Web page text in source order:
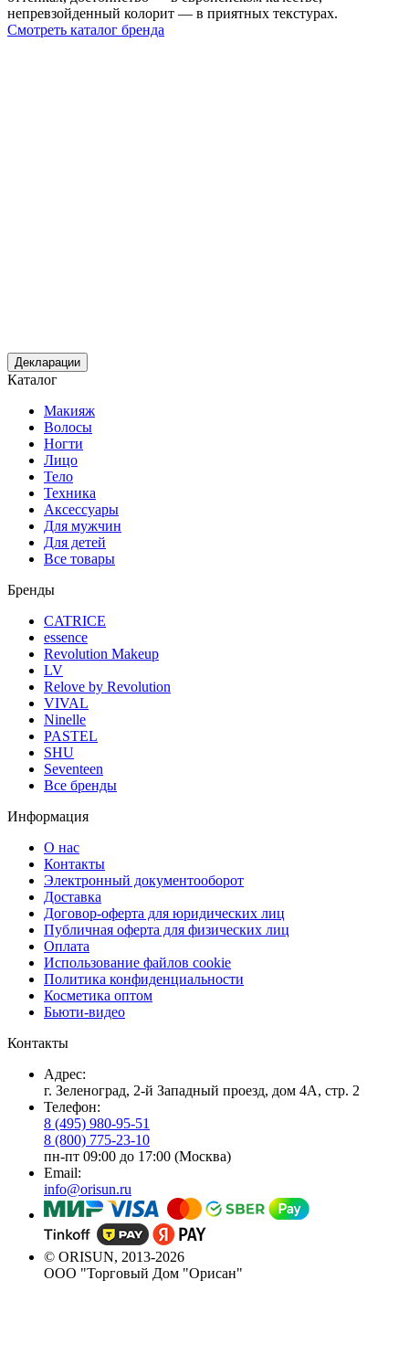
непревзойденный колорит — в приятных текстурах.
Смотреть каталог бренда
Декларации
Каталог
Макияж
Волосы
Ногти
Лицо
Тело
Техника
Аксессуары
Для мужчин
Для детей
Все товары
Бренды
CATRICE
essence
Revolution Makeup
LV
Relove by Revolution
VIVAL
Ninelle
PASTEL
SHU
Seventeen
Все бренды
Информация
О нас
Контакты
Электронный документооборот
Доставка
Договор-оферта для юридических лиц
Публичная оферта для физических лиц
Оплата
Использование файлов cookie
Политика конфиденциальности
Косметика оптом
Бьюти-видео
Контакты
Адрес:
г. Зеленоград, 2-й Западный проезд, дом 4А, стр. 2
Телефон:
8 (495) 980-95-51
8 (800) 775-23-10
пн-пт 09:00 до 17:00 (Москва)
Email:
info@orisun.ru
© ORISUN, 2013-2026
ООО "Торговый Дом "Орисан"